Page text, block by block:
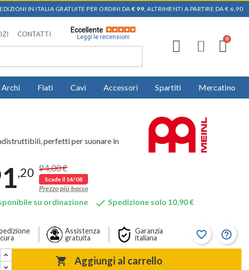
IN ITALIA GRATUITE PER ORDINI DA € 99, ALTRIMENTI A PARTIRE DA € 6,90
CONTATTI
Eccellente
Leggi le recensioni
Archi Fiati Cavi Accessori Spartiti Mercatino
perfetti per suonare in
,20 94,00 €
Scade il 14/08
Prezzo più basso
su ordinazione  Spedizione solo 10,90 €
Assistenza
gratuita
Garanzia
italiana
favorite_border help_outline
 Aggiungi al carrello